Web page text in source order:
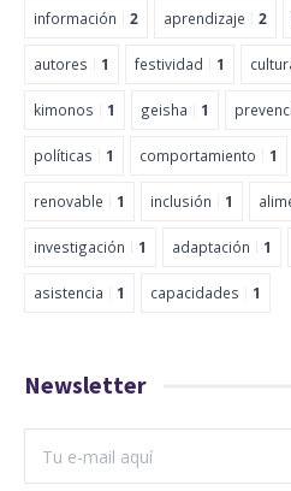
información 2 aprendizaje 2
autores 1 festividad 1
kimonos 1 geisha 1
políticas 1 comportamiento 1
renovable 1 inclusión 1
investigación 1 adaptación 1
asistencia 1 capacidades 1
Newsletter